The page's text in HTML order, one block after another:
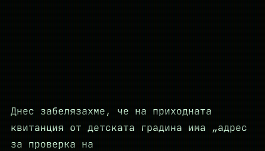
Днес забелязахме, че на приходната
квитанция от детската градина има „адрес
за проверка на